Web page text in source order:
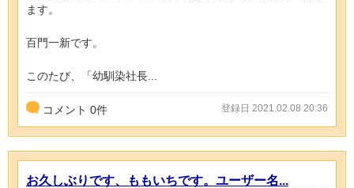
ます。
百門一新です。
このたび、「幼馴染社長...
コメント 0件 登録日 2021.02.08 20:36
お久しぶりです、ももいちです。ユーザー名...